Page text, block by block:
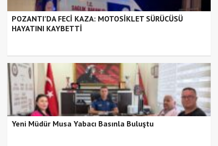
POZANTI’DA FECİ KAZA: MOTOSİKLET SÜRÜCÜSÜ
HAYATINI KAYBETTİ
Yeni Müdür Musa Yabacı Basınla Buluştu